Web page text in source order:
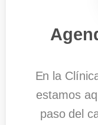
En la
estamos
paso del